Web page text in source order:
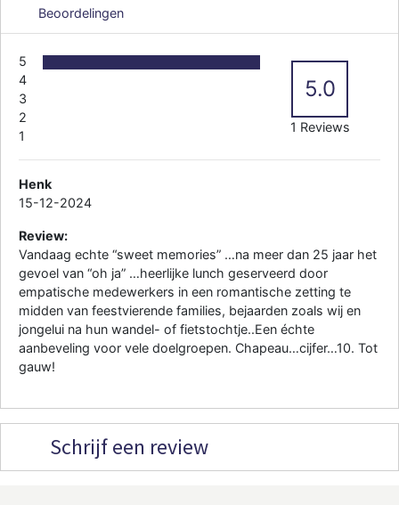
Beoordelingen
5
4
3
2
1
5.0
1 Reviews
Henk
15-12-2024
Review:
Vandaag echte “sweet memories” …na meer dan 25 jaar het
gevoel van “oh ja” …heerlijke lunch geserveerd door
empatische medewerkers in een romantische zetting te
midden van feestvierende families, bejaarden zoals wij en
jongelui na hun wandel- of fietstochtje..Een échte
aanbeveling voor vele doelgroepen. Chapeau…cijfer…10. Tot
gauw!
Schrijf een review